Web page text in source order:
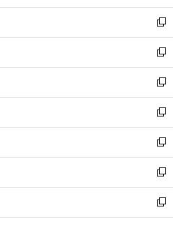
開
く
ウ
で
開
く
ン
ド
ウ
で
開
く
新
し
い
ウ
ィ
ン
ド
ウ
で
開
く
新
し
い
ウ
ィ
ン
ド
ウ
で
開
く
新
し
い
ウ
ィ
ン
ド
ウ
で
開
新
し
い
ウ
ィ
ン
ド
ウ
新
し
い
ウ
ィ
ン
新
し
い
ウ
新
し